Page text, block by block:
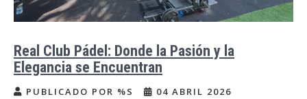
Real Club Pádel: Donde la Pasión y la
Elegancia se Encuentran
PUBLICADO POR %S 04 ABRIL 2026